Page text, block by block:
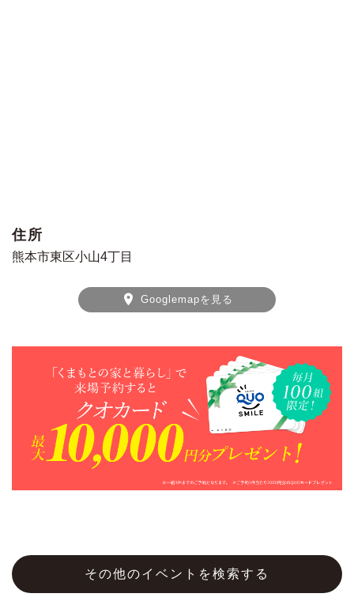
住所
熊本市東区小山4丁目
Googlemapを見る
その他のイベントを検索する